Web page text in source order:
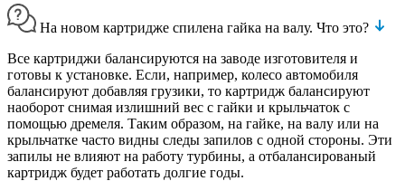
На новом картридже спилена гайка на валу. Что это?
Все картриджи балансируются на заводе изготовителя и
готовы к установке. Если, например, колесо автомобиля
балансируют добавляя грузики, то картридж балансируют
наоборот снимая излишний вес с гайки и крыльчаток с
помощью дремеля. Таким образом, на гайке, на валу или на
крыльчатке часто видны следы запилов с одной стороны. Эти
запилы не влияют на работу турбины, а отбалансированый
картридж будет работать долгие годы.